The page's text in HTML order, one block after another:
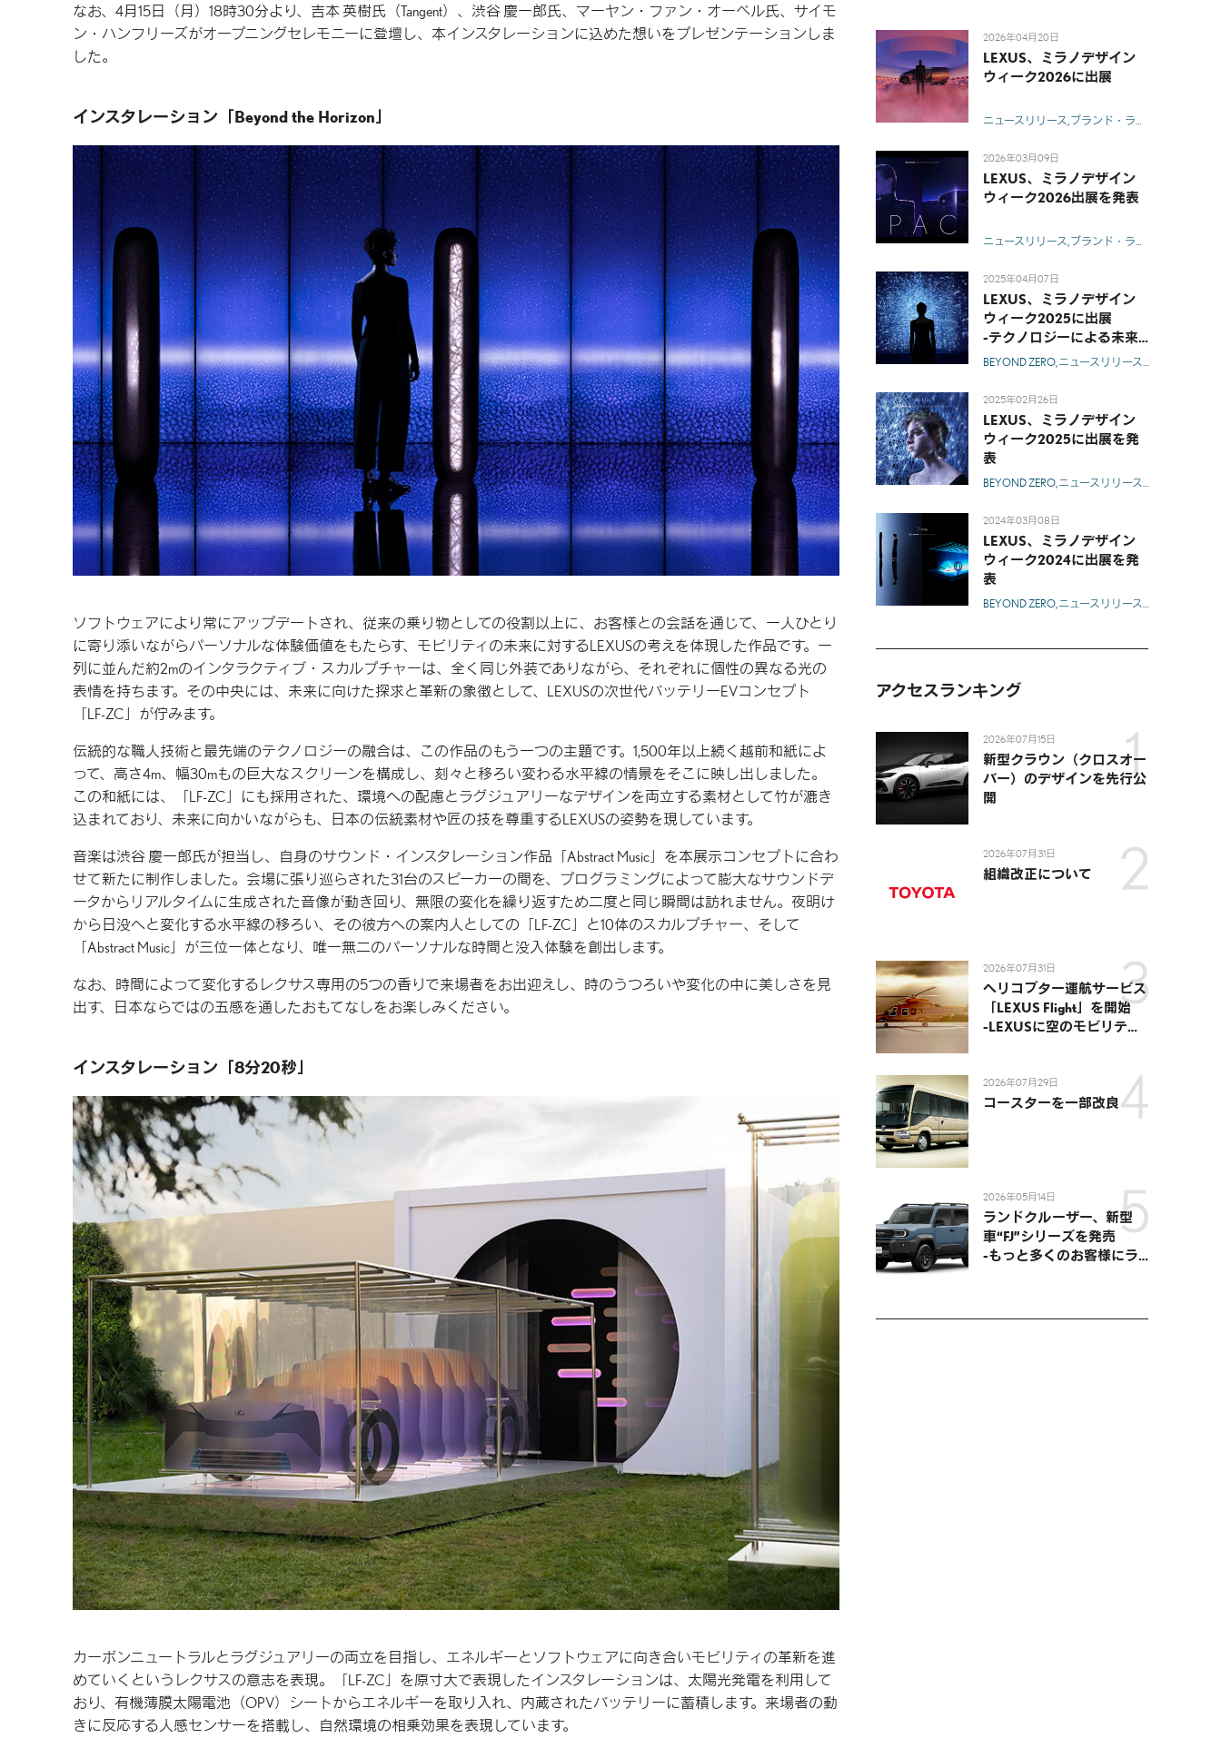
なお、4月15日（月）18時30分より、吉本 英樹氏（Tangent）、渋谷 慶一郎氏、マーヤン・ファン・オーベル氏、サイモ
ン・ハンフリーズがオープニングセレモニーに登壇し、本インスタレーションに込めた想いをプレゼンテーションしま
した。
インスタレーション「Beyond the Horizon」
ソフトウェアにより常にアップデートされ、従来の乗り物としての役割以上に、お客様との会話を通じて、一人ひとり
に寄り添いながらパーソナルな体験価値をもたらす、モビリティの未来に対するLEXUSの考えを体現した作品です。一
列に並んだ約2mのインタラクティブ・スカルプチャーは、全く同じ外装でありながら、それぞれに個性の異なる光の
表情を持ちます。その中央には、未来に向けた探求と革新の象徴として、LEXUSの次世代バッテリーEVコンセプト
「LF-ZC」が佇みます。
伝統的な職人技術と最先端のテクノロジーの融合は、この作品のもう一つの主題です。1,500年以上続く越前和紙によ
って、高さ4m、幅30mもの巨大なスクリーンを構成し、刻々と移ろい変わる水平線の情景をそこに映し出しました。
この和紙には、「LF-ZC」にも採用された、環境への配慮とラグジュアリーなデザインを両立する素材として竹が漉き
込まれており、未来に向かいながらも、日本の伝統素材や匠の技を尊重するLEXUSの姿勢を現しています。
音楽は渋谷 慶一郎氏が担当し、自身のサウンド・インスタレーション作品「Abstract Music」を本展示コンセプトに合わ
せて新たに制作しました。会場に張り巡らされた31台のスピーカーの間を、プログラミングによって膨大なサウンドデ
ータからリアルタイムに生成された音像が動き回り、無限の変化を繰り返すため二度と同じ瞬間は訪れません。夜明け
から日没へと変化する水平線の移ろい、その彼方への案内人としての「LF-ZC」と10体のスカルプチャー、そして
「Abstract Music」が三位一体となり、唯一無二のパーソナルな時間と没入体験を創出します。
なお、時間によって変化するレクサス専用の5つの香りで来場者をお出迎えし、時のうつろいや変化の中に美しさを見
出す、日本ならではの五感を通したおもてなしをお楽しみください。
インスタレーション「8分20秒」
カーボンニュートラルとラグジュアリーの両立を目指し、エネルギーとソフトウェアに向き合いモビリティの革新を進
めていくというレクサスの意志を表現。「LF-ZC」を原寸大で表現したインスタレーションは、太陽光発電を利用して
おり、有機薄膜太陽電池（OPV）シートからエネルギーを取り入れ、内蔵されたバッテリーに蓄積します。来場者の動
きに反応する人感センサーを搭載し、自然環境の相乗効果を表現しています。
2026年04月20日
LEXUS、ミラノデザイン
ウィーク2026に出展
ニュースリリース ブランド・ライフスタイル
2026年03月09日
LEXUS、ミラノデザイン
ウィーク2026出展を発表
ニュースリリース ブランド・ライフスタイル
2025年04月07日
LEXUS、ミラノデザイン
ウィーク2025に出展
-テクノロジーによる未来
の無限の可能性に対する
のアーティストと共に表
現-
BEYOND ZERO ニュースリリース ブランド・ラ
2025年02月26日
LEXUS、ミラノデザイン
ウィーク2025に出展を発
表
BEYOND ZERO ニュースリリース ブランド・ラ
2024年03月08日
LEXUS、ミラノデザイン
ウィーク2024に出展を発
表
BEYOND ZERO ニュースリリース ブランド・ラ
アクセスランキング
2026年07月15日
新型クラウン（クロスオー
バー）のデザインを先行公
開
2026年07月31日
組織改正について
2026年07月31日
ヘリコプター運航サービス
「LEXUS Flight」を開始
-LEXUSに空のモビリティ
2026年07月29日
コースターを一部改良
2026年05月14日
ランドクルーザー、新型
車“FJ”シリーズを発売
-もっと多くのお客様にラ